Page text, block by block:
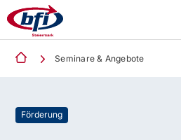
Seminare & Angebote
Förderung